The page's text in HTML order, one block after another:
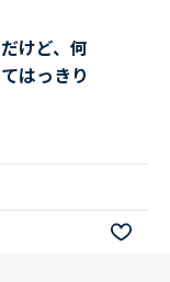
けど、何
はっきり